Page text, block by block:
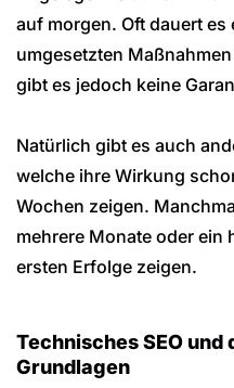
auf morgen. Oft dauert es
umgesetzten
gibt es jedoch keine
Natürlich gibt es auch
welche ihre Wirkung
Wochen zeigen.
mehrere Monate oder ein
ersten Erfolge zeigen.
Technisches SEO
Grundlagen